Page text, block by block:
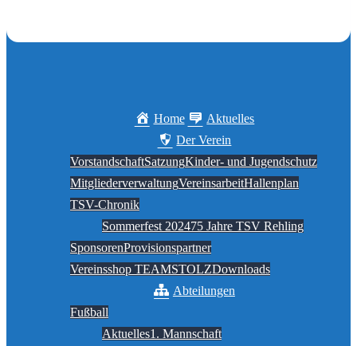
Home
Aktuelles
Der Verein
VorstandschaftSatzungKinder- und Jugendschutz
MitgliederverwaltungVereinsarbeitHallenplan
TSV-Chronik
Sommerfest 202475 Jahre TSV Rehling
SponsorenProvisionspartner
Vereinsshop TEAMSTOLZDownloads
Abteilungen
Fußball
Aktuelles1. Mannschaft